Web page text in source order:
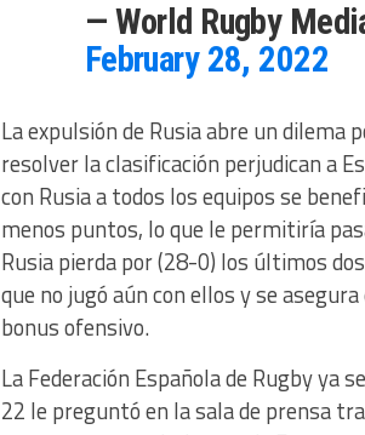
— World Rugby
February 28, 2022
La expulsión de Rusia abre un dilema
resolver la clasificación perjudican a
con Rusia a todos los equipos se
menos puntos, lo que le permitiría
Rusia pierda por (28-0) los últimos
que no jugó aún con ellos y se
bonus ofensivo.
La Federación Española de Rugby ya
22 le preguntó en la sala de prensa